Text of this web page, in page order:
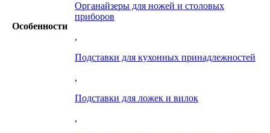
Особенности
Органайзеры для ножей и столовых
приборов
,
Подставки для кухонных принадлежностей
,
Подставки для ложек и вилок
,